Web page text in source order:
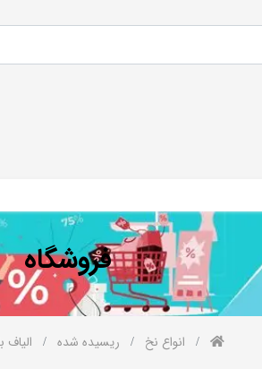
فروشگاه
انواع نخ ریسیده شده الیاف